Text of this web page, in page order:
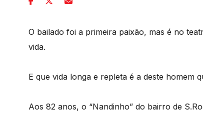
O bailado foi a primeira paixão, mas é no
vida.
E que vida longa e repleta é a deste homem
Aos 82 anos, o “Nandinho” do bairro de